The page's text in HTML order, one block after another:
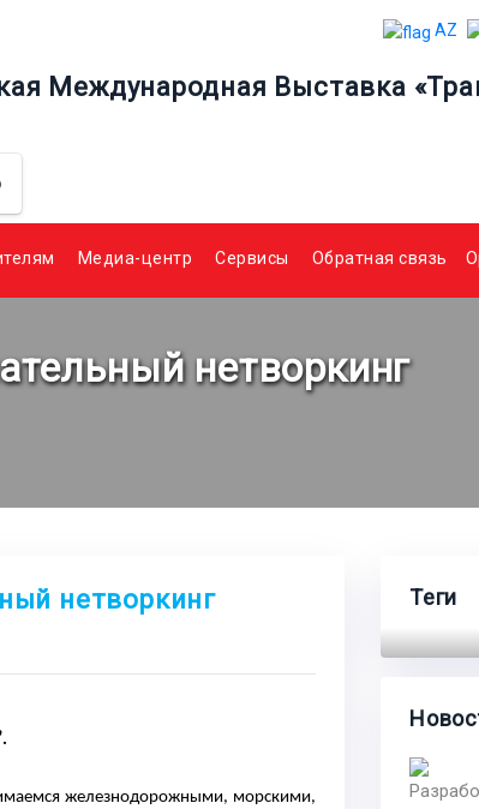
AZ
Международная Выставка
Медиа-центр Сервисы Обратная связь
нетворкинг
нетворкинг
железнодорожными, морскими,
Теги